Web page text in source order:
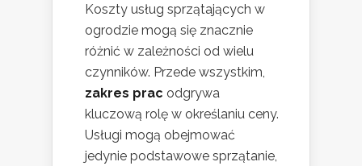
Koszty usług sprzątających w
ogrodzie mogą się znacznie
różnić w zależności od wielu
czynników. Przede wszystkim,
zakres prac odgrywa
kluczową rolę w określaniu ceny.
Usługi mogą obejmować
jedynie podstawowe sprzątanie,